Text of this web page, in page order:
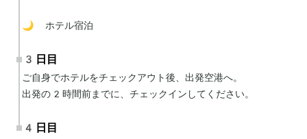
🌙 ホテル宿泊
3日目
ご自身でホテルをチェックアウト後、出発空港へ。
出発の2時間前までに、チェックインしてください。
4日目